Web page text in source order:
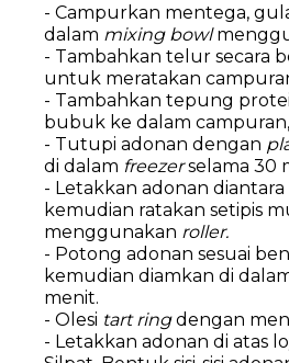
- Campurkan mentega,
dalam mixing bowl
- Tambahkan telur secara
untuk meratakan
- Tambahkan tepung
bubuk ke dalam
- Tutupi adonan dengan
di dalam freezerselama 30
- Letakkan adonan diantara
kemudian ratakan setipis
menggunakan roller.
- Potong adonan sesuai
kemudian diamkan di
menit.
- Olesi tart ringdengan
- Letakkan adonan di atas